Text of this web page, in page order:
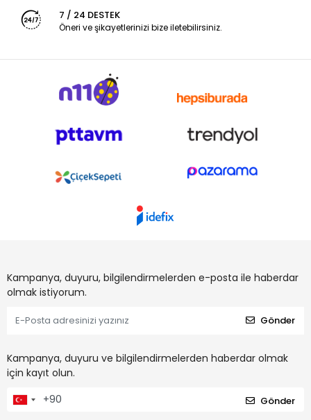
7 / 24 DESTEK
Öneri ve şikayetlerinizi bize iletebilirsiniz.
Kampanya, duyuru, bilgilendirmelerden e-posta ile haberdar
olmak istiyorum.
Gönder
Kampanya, duyuru ve bilgilendirmelerden haberdar olmak
için kayıt olun.
Gönder